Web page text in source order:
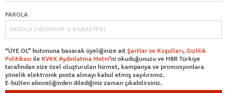
PAROLA
“ÜYE OL” butonuna basarak üyeliğinize aitŞartlar ve Koşulları, Gizlilik
Politikası ile KVKK Aydınlatma Metni’ni okuduğunuzu ve HBR Türkiye
tarafından size özel oluşturulan hizmet, kampanya ve promosyonlara
yönelik elektronik posta almayı kabul etmiş sayılırsınız.
E-bülten aboneliğinden dilediğiniz zaman çıkabilirsiniz.